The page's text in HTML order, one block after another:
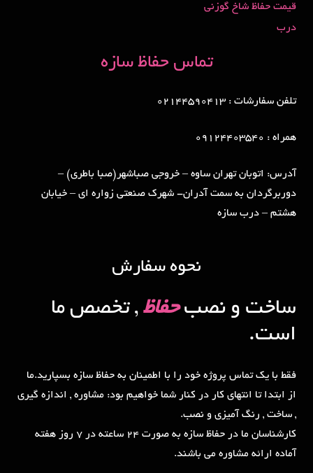
قیمت حفاظ شاخ گوزنی
درب
تماس حفاظ سازه
تلفن سفارشات : 02144590413
همراه : 09124403540
آدرس: اتوبان تهران ساوه – خروجی صباشهر(صبا باطری) –
دوربرگردان به سمت آدران- شهرک صنعتی زواره ای – خیابان
هشتم – درب سازه
نحوه سفارش
ساخت و نصبحفاظ , تخصص ما
است.
فقط با یک تماس پروژه خود را با اطمینان به حفاظ سازه بسپارید.ما
از ابتدا تا انتهای کار در کنار شما خواهیم بود: مشاوره , اندازه گیری
, ساخت , رنگ آمیزی و نصب.
کارشناسان ما در حفاظ سازه به صورت 24 ساعته در 7 روز هفته
آماده ارائه مشاوره می باشند.